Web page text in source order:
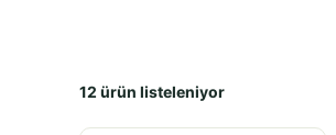
12 ürün listeleniyor